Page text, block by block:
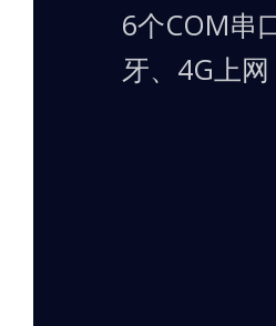
6个COM串
牙、4G上网